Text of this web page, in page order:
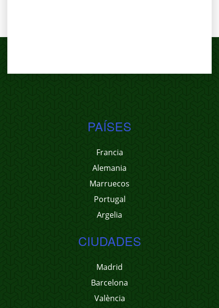
PAÍSES
Francia
Alemania
Marruecos
Portugal
Argelia
CIUDADES
Madrid
Barcelona
València